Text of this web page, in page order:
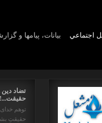
بیانات، پیامها و اجتماعي
تضاد دین
حقیقت...!
توهم خدای
حقیقتِ